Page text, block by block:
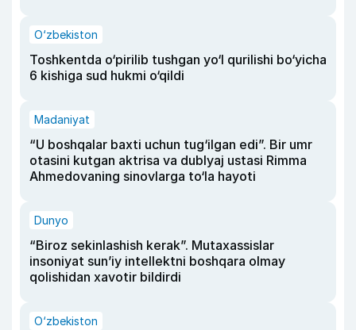
O‘zbekiston
Toshkentda o‘pirilib tushgan yo‘l qurilishi bo‘yicha
6 kishiga sud hukmi o‘qildi
Madaniyat
“U boshqalar baxti uchun tug‘ilgan edi”. Bir umr
otasini kutgan aktrisa va dublyaj ustasi Rimma
Ahmedovaning sinovlarga to‘la hayoti
Dunyo
“Biroz sekinlashish kerak”. Mutaxassislar
insoniyat sun’iy intellektni boshqara olmay
qolishidan xavotir bildirdi
O‘zbekiston